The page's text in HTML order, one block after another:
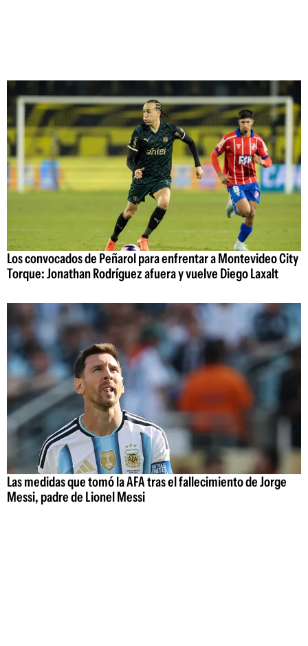
Los convocados de Peñarol para enfrentar a Montevideo City
Torque: Jonathan Rodríguez afuera y vuelve Diego Laxalt
Las medidas que tomó la AFA tras el fallecimiento de Jorge
Messi, padre de Lionel Messi